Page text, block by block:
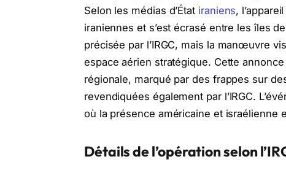
Selon les médias d’État iraniens,
iraniennes et s’est écrasé entre les îles
précisée par l’IRGC, mais la manœuvre
espace aérien stratégique. Cette
régionale, marqué par des frappes sur
revendiquées également par l’IRGC.
où la présence américaine et israélienne
Détails de l’opération selon